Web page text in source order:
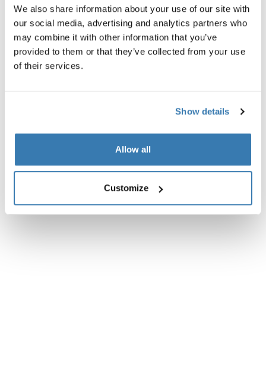
We also share information about your use of our site with
our social media, advertising and analytics partners who
may combine it with other information that you’ve
provided to them or that they’ve collected from your use
of their services.
Show details
Allow all
Customize
Toggle overview
Descripción del producto
Toggle guides and instructions